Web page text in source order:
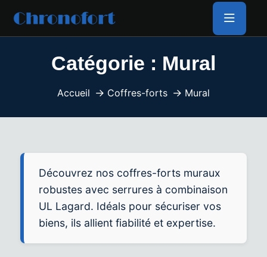
Catégorie : Mural
Accueil Coffres-forts Mural
Découvrez nos coffres-forts muraux
robustes avec serrures à combinaison
UL Lagard. Idéals pour sécuriser vos
biens, ils allient fiabilité et expertise.